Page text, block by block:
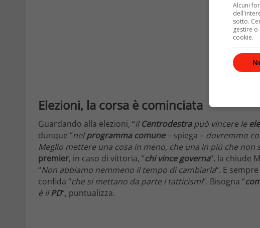
Elezioni, la corsa è cominciata
Guardando alla elezioni, “ilCentrodestrapuò vincere le
dunque “nelprogramma comune– spiega – dovremmo
Meglio mettere una cosa in meno, che una in più che non
premier, in caso di vittoria, “chi vince governa“, la chiude
“Non abbiamo nemmeno il tempo di cambiarla“. E
confida “che si mettano da parte i tatticismi“. Bisogna “
è ilPD“, puntualizza.
Alcuni
sotto.
gestire
cookie.